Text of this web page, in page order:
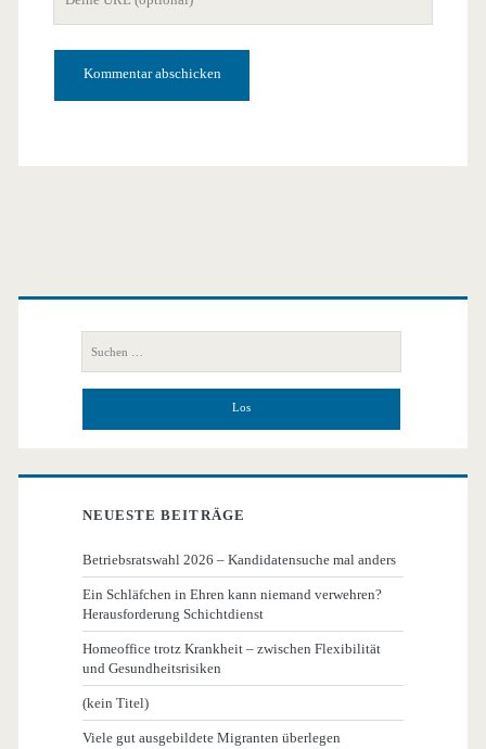
Primäre
Seitenleiste
nach:
NEUESTE BEITRÄGE
Betriebsratswahl 2026 – Kandidatensuche mal anders
Ein Schläfchen in Ehren kann niemand verwehren?
Herausforderung Schichtdienst
Homeoffice trotz Krankheit – zwischen Flexibilität
und Gesundheitsrisiken
(kein Titel)
Viele gut ausgebildete Migranten überlegen